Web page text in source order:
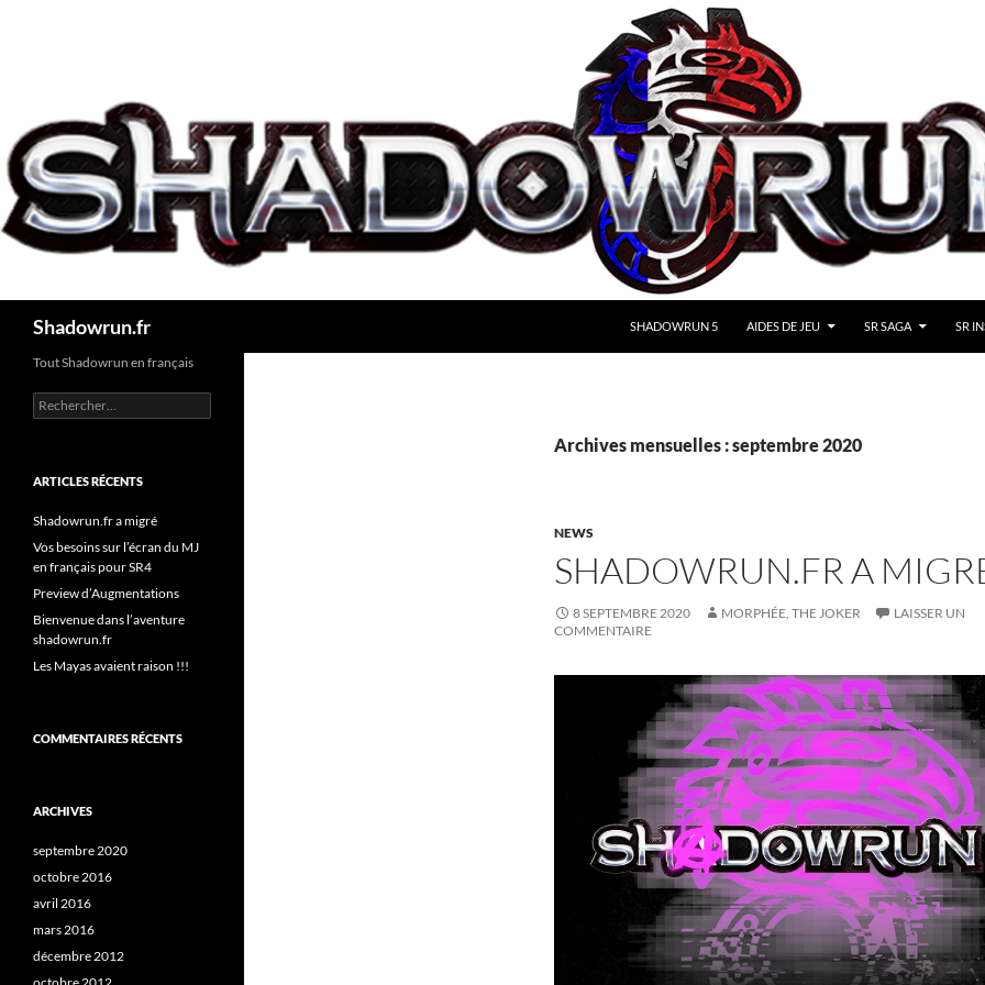
Shadowrun.fr SHADOWRUN 5 AIDES DE JEU SR SAGA SR
Archives mensuelles : septembre 2020
NEWS
SHADOWRUN.FR A
8 SEPTEMBRE 2020 MORPHÉE, THE JOKER
LAISSER UN
COMMENTAIRE
Tout Shadowrun en français
Rechercher :
ARTICLES RÉCENTS
Shadowrun.fr a migré
Vos besoins sur l’écran du MJ
en français pour SR4
Preview d’Augmentations
Bienvenue dans l’aventure
shadowrun.fr
Les Mayas avaient raison !!!
COMMENTAIRES RÉCENTS
ARCHIVES
septembre 2020
octobre 2016
avril 2016
mars 2016
décembre 2012